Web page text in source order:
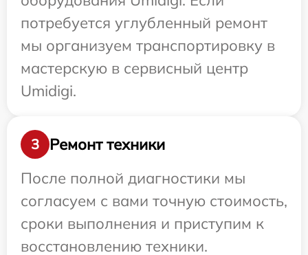
потребуется углубленный ремонт
мы организуем транспортировку в
мастерскую в сервисный центр
Umidigi.
3
Ремонт техники
После полной диагностики мы
согласуем с вами точную стоимость,
сроки выполнения и приступим к
восстановлению техники.